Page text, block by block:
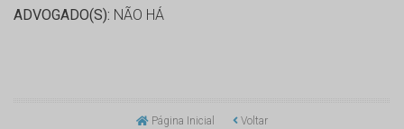
ADVOGADO(S): NÃO HÁ
Página Inicial
Voltar